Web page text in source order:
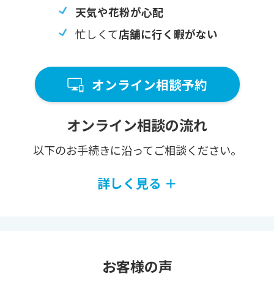
天気や花粉が心配
忙しくて店舗に行く暇がない
オンライン相談予約
オンライン相談の流れ
以下のお⼿続きに沿ってご相談ください。
詳しく見る ＋
お客様の声